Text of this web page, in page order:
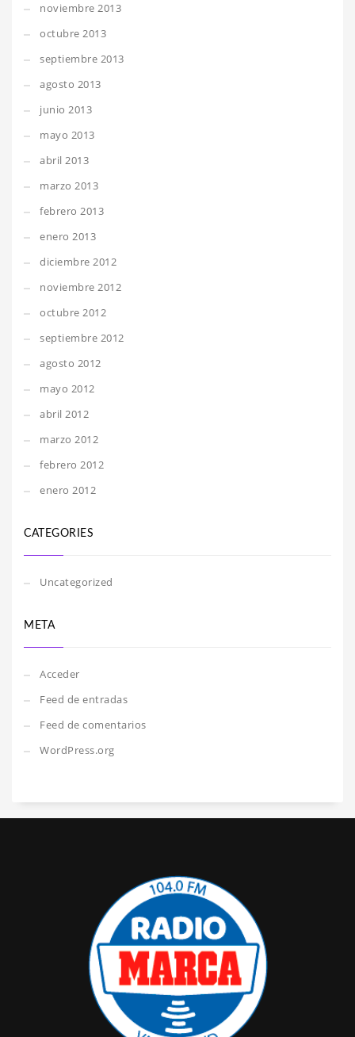
noviembre 2013
octubre 2013
septiembre 2013
agosto 2013
junio 2013
mayo 2013
abril 2013
marzo 2013
febrero 2013
enero 2013
diciembre 2012
noviembre 2012
octubre 2012
septiembre 2012
agosto 2012
mayo 2012
abril 2012
marzo 2012
febrero 2012
enero 2012
CATEGORIES
Uncategorized
META
Acceder
Feed de entradas
Feed de comentarios
WordPress.org